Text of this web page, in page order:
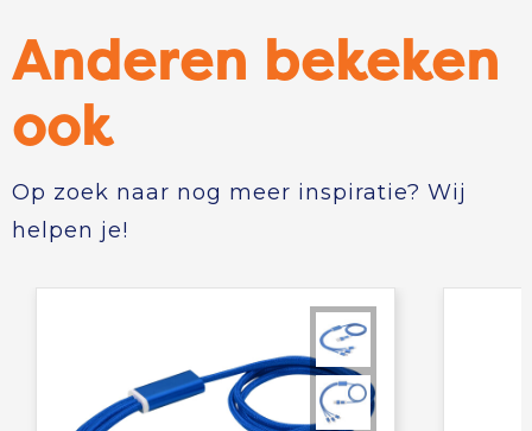
Anderen bekeken
ook
Op zoek naar nog meer inspiratie? Wij
helpen je!